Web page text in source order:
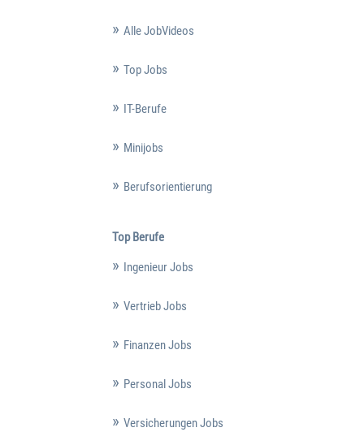
Alle JobVideos
Top Jobs
IT-Berufe
Minijobs
Berufsorientierung
Top Berufe
Ingenieur Jobs
Vertrieb Jobs
Finanzen Jobs
Personal Jobs
Versicherungen Jobs